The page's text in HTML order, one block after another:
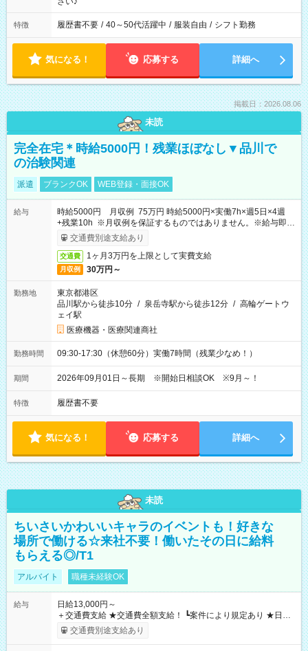
特徴 履歴書不要 / 40～50代活躍中 / 服装自由 / シフト勤務
気になる！ 応募する 詳細へ
掲載日：2026.08.06
未読
完全在宅＊時給5000円！残業ほぼなし▼品川で
の治験関連
派遣 ブランクOK WEB登録・面接OK
給与
時給5000円 月収例 75万円 時給5000円×実働7h×週5日×4週
+残業10h ※月収例を保証するものではありません。※給与即受
取りサービス利用可（利用条件有）
交通費別途支給あり
交通費 1ヶ月3万円を上限として実費支給
月収例 30万円～
勤務地
東京都港区
品川駅から徒歩10分 / 泉岳寺駅から徒歩12分 / 高輪ゲートウ
ェイ駅
医療機器・医療関連商社
勤務時間 09:30-17:30（休憩60分）実働7時間（残業少なめ！）
期間 2026年09月01日～長期 ※開始日相談OK ※9月～！
特徴 履歴書不要
気になる！ 応募する 詳細へ
未読
ちいさいかわいいキャラのイベントも！好きな
場所で働ける☆来社不要！働いたその日に給料
もらえる◎/T1
アルバイト 職種未経験OK
給与
日給13,000円～
＋交通費支給 ★交通費全額支給！ ┗案件により規定あり ★日払
いOK！（規定あり） ┗働いたその日に現金GET♪ お仕事後はコ
ンビニATMから 日払い分を引き落とせます！ 【試用期間】試
交通費別途支給あり